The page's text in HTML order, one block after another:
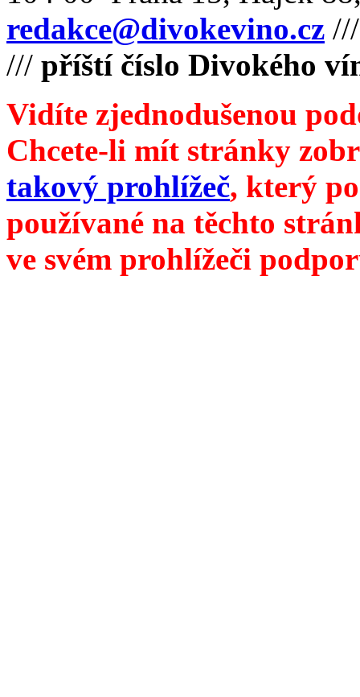
redakce@divokevino.cz
/// příští číslo Divokého
Vidíte zjednodušenou
Chcete-li mít stránky
takový prohlížeč, který
používané na těchto
ve svém prohlížeči